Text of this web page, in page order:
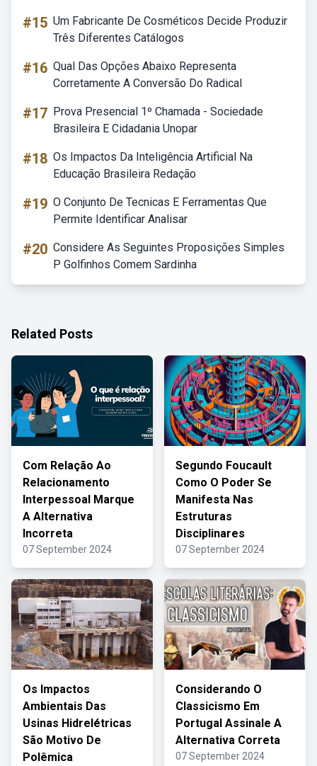
#15 Um Fabricante De Cosméticos Decide Produzir
Três Diferentes Catálogos
#16 Qual Das Opções Abaixo Representa
Corretamente A Conversão Do Radical
#17 Prova Presencial 1º Chamada - Sociedade
Brasileira E Cidadania Unopar
#18 Os Impactos Da Inteligência Artificial Na
Educação Brasileira Redação
#19 O Conjunto De Tecnicas E Ferramentas Que
Permite Identificar Analisar
#20 Considere As Seguintes Proposições Simples
P Golfinhos Comem Sardinha
Related Posts
Com Relação Ao
Relacionamento
Interpessoal Marque
A Alternativa
Incorreta
07 September 2024
Segundo Foucault
Como O Poder Se
Manifesta Nas
Estruturas
Disciplinares
07 September 2024
Os Impactos
Ambientais Das
Usinas Hidrelétricas
São Motivo De
Polêmica
Considerando O
Classicismo Em
Portugal Assinale A
Alternativa Correta
07 September 2024